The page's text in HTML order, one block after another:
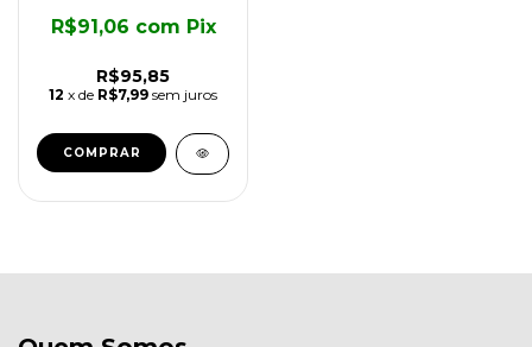
R$95,85
R$91,06 com Pix
12 x de R$7,99 sem juros